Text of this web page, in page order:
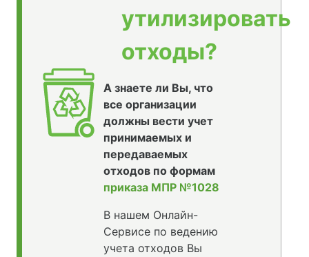
утилизировать
отходы?
А знаете ли Вы, что
все организации
должны вести учет
принимаемых и
передаваемых
отходов по формам
приказа МПР №1028
В нашем Онлайн-
Сервисе по ведению
учета отходов Вы